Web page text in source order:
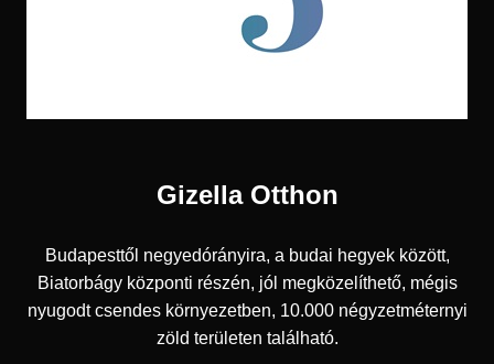
Gizella Otthon
Budapesttől negyedórányira, a budai hegyek között,
Biatorbágy központi részén, jól megközelíthető, mégis
nyugodt csendes környezetben, 10.000 négyzetméternyi
zöld területen található.